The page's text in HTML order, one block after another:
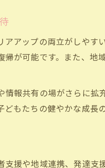
士サポートを活用した理
保育士サポート給付金と
保育士保育所支援センタ
保育士の転職活動に役立
保育士が支援を受けなが
アップの両立がしや
が可能です。また、
報共有の場がさらに
もたちの健やかな成長
援や地域連携、発達